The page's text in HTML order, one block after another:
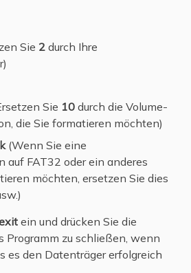
Sie 2 durch Ihre
Sie 10 durch die Volume-
die Sie formatieren möchten)
(Wenn Sie eine
FAT32 oder ein anderes
möchten, ersetzen Sie dies
ein und drücken Sie die
Programm zu schließen, wenn
es den Datenträger erfolgreich